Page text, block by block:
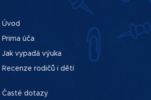
Úvod
Prima úča
Jak vypadá výuka
Recenze rodičů i dětí
Časté dotazy